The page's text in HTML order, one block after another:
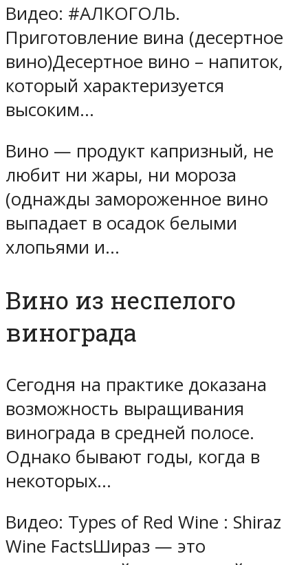
Видео: #АЛКОГОЛЬ.
Приготовление вина (десертное
вино)Десертное вино – напиток,
который характеризуется
высоким…
Вино — продукт капризный, не
любит ни жары, ни мороза
(однажды замороженное вино
выпадает в осадок белыми
хлопьями и…
Вино из неспелого
винограда
Сегодня на практике доказана
возможность выращивания
винограда в средней полосе.
Однако бывают годы, когда в
некоторых…
Видео: Types of Red Wine : Shiraz
Wine FactsШираз — это